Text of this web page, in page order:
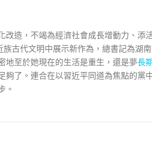
造，不竭為經濟社會成長增動力、添
古代文明中展示新作為，總書記為湖
地至於她現在的生活是重生，還是夢長
夠了。連合在以習近平同道為焦點的黨
。